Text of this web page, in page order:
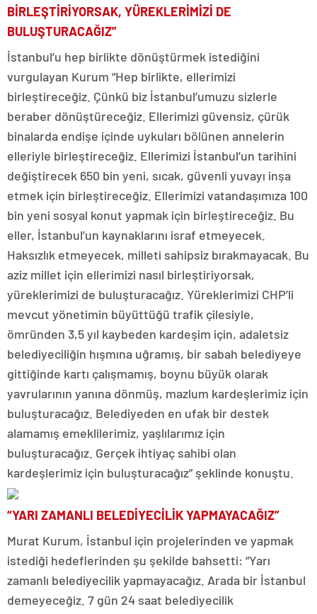
BİRLEŞTİRİYORSAK, YÜREKLERİMİZİ DE
BULUŞTURACAĞIZ”
İstanbul’u hep birlikte dönüştürmek istediğini
vurgulayan Kurum “Hep birlikte, ellerimizi
birleştireceğiz. Çünkü biz İstanbul’umuzu sizlerle
beraber dönüştüreceğiz. Ellerimizi güvensiz, çürük
binalarda endişe içinde uykuları bölünen annelerin
elleriyle birleştireceğiz. Ellerimizi İstanbul’un tarihini
değiştirecek 650 bin yeni, sıcak, güvenli yuvayı inşa
etmek için birleştireceğiz. Ellerimizi vatandaşımıza 100
bin yeni sosyal konut yapmak için birleştireceğiz. Bu
eller, İstanbul’un kaynaklarını israf etmeyecek.
Haksızlık etmeyecek, milleti sahipsiz bırakmayacak. Bu
aziz millet için ellerimizi nasıl birleştiriyorsak,
yüreklerimizi de buluşturacağız. Yüreklerimizi CHP’li
mevcut yönetimin büyüttüğü trafik çilesiyle,
ömründen 3,5 yıl kaybeden kardeşim için, adaletsiz
belediyeciliğin hışmına uğramış, bir sabah belediyeye
gittiğinde kartı çalışmamış, boynu büyük olarak
yavrularının yanına dönmüş, mazlum kardeşlerimiz için
buluşturacağız. Belediyeden en ufak bir destek
alamamış emeklilerimiz, yaşlılarımız için
buluşturacağız. Gerçek ihtiyaç sahibi olan
kardeşlerimiz için buluşturacağız” şeklinde konuştu.
“YARI ZAMANLI BELEDİYECİLİK YAPMAYACAĞIZ”
Murat Kurum, İstanbul için projelerinden ve yapmak
istediği hedeflerinden şu şekilde bahsetti: “Yarı
zamanlı belediyecilik yapmayacağız. Arada bir İstanbul
demeyeceğiz. 7 gün 24 saat belediyecilik